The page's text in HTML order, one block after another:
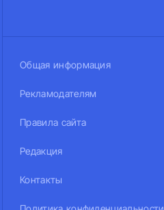
Общая информация
Рекламодателям
Правила сайта
Редакция
Контакты